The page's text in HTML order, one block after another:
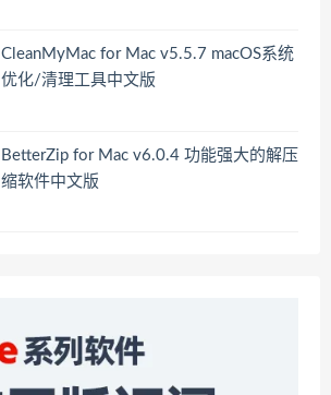
CleanMyMac for Mac v5.5.7 macOS系统
优化/清理工具中文版
BetterZip for Mac v6.0.4 功能强大的解压
缩软件中文版